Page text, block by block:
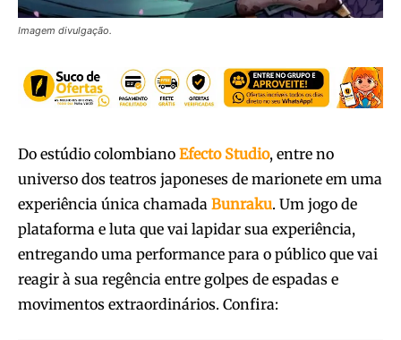
Imagem divulgação.
Do estúdio colombiano Efecto Studio, entre no
universo dos teatros japoneses de marionete em uma
experiência única chamada Bunraku. Um jogo de
plataforma e luta que vai lapidar sua experiência,
entregando uma performance para o público que vai
reagir à sua regência entre golpes de espadas e
movimentos extraordinários. Confira: